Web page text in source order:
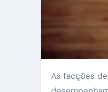
As facções de criaturas míticas são caracterizadas pelas suas forças e habilidades únicas, que